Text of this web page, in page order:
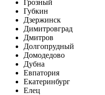
Грозный
Губкин
Дзержинск
Димитровград
Дмитров
Долгопрудный
Домодедово
Дубна
Евпатория
Екатеринбург
Елец